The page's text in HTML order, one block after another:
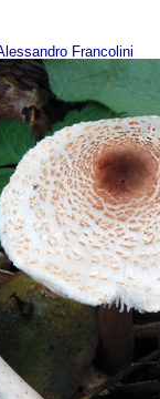
Francolini